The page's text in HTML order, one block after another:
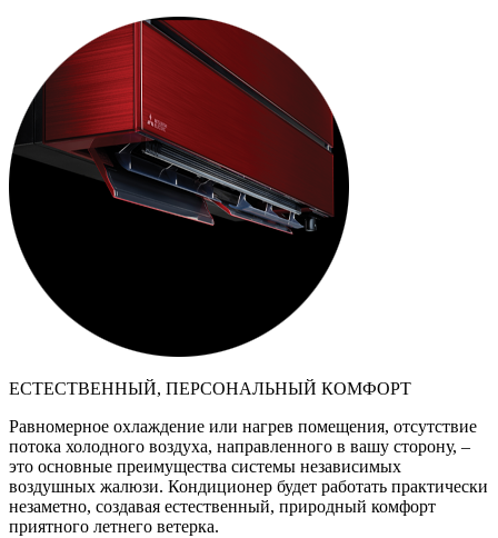
ЕСТЕСТВЕННЫЙ, ПЕРСОНАЛЬНЫЙ КОМФОРТ
Равномерное охлаждение или нагрев помещения, отсутствие
потока холодного воздуха, направленного в вашу сторону, –
это основные преимущества системы независимых
воздушных жалюзи. Кондиционер будет работать практически
незаметно, создавая естественный, природный комфорт
приятного летнего ветерка.